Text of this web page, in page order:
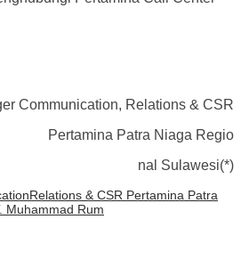
Communication, Relations & CSR
Pertamina Patra Niaga Regio
nal Sulawesi(*)
Relations & CSR Pertamina Patra
Muhammad Rum